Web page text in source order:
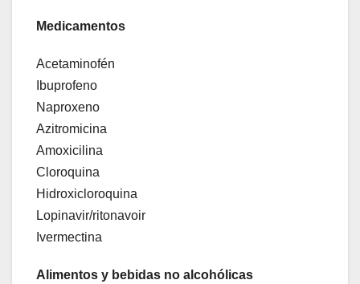
Medicamentos
Acetaminofén
Ibuprofeno
Naproxeno
Azitromicina
Amoxicilina
Cloroquina
Hidroxicloroquina
Lopinavir/ritonavoir
Ivermectina
Alimentos y bebidas no alcohólicas